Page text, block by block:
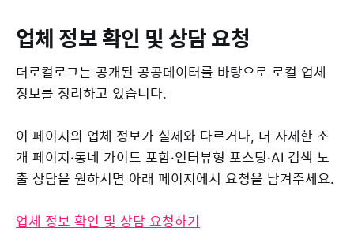
업체 정보 확인 및 상담 요청
더로컬로그는 공개된 공공데이터를 바탕으로 로컬 업체
정보를 정리하고 있습니다.
이 페이지의 업체 정보가 실제와 다르거나, 더 자세한 소
개 페이지·동네 가이드 포함·인터뷰형 포스팅·AI 검색 노
출 상담을 원하시면 아래 페이지에서 요청을 남겨주세요.
업체 정보 확인 및 상담 요청하기